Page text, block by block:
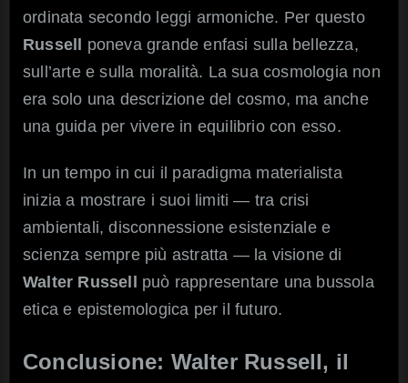
ordinata secondo leggi armoniche. Per questo
Russell poneva grande enfasi sulla bellezza,
sull’arte e sulla moralità. La sua cosmologia non
era solo una descrizione del cosmo, ma anche
una guida per vivere in equilibrio con esso.
In un tempo in cui il paradigma materialista
inizia a mostrare i suoi limiti — tra crisi
ambientali, disconnessione esistenziale e
scienza sempre più astratta — la visione di
Walter Russell
può rappresentare una bussola
etica e epistemologica per il futuro.
Conclusione: Walter Russell, il